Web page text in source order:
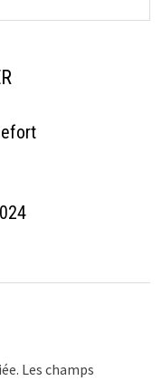
Les champs